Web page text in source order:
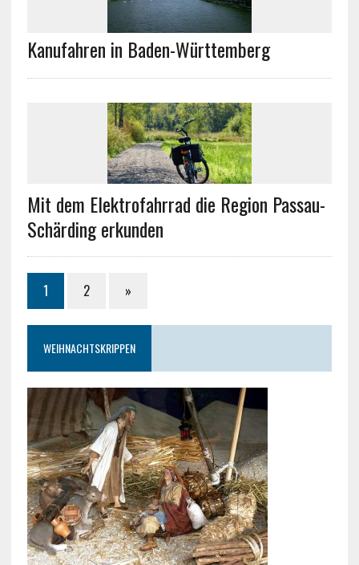
Kanufahren in Baden-Württemberg
Mit dem Elektrofahrrad die Region Passau-
Schärding erkunden
1 2 »
WEIHNACHTSKRIPPEN